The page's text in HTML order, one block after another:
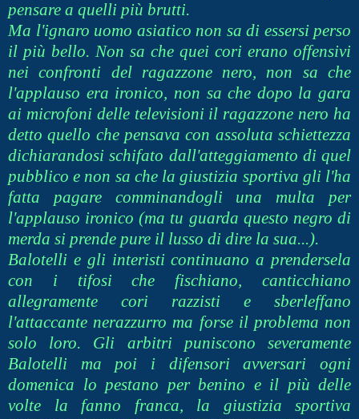
pensare a quelli più brutti.
Ma l'ignaro uomo asiatico non sa di essersi perso
il più bello. Non sa che quei cori erano offensivi
nei confronti del ragazzone nero, non sa che
l'applauso era ironico, non sa che dopo la gara
ai microfoni delle televisioni il ragazzone nero ha
detto quello che pensava con assoluta schiettezza
dichiarandosi schifato dall'atteggiamento di quel
pubblico e non sa che la giustizia sportiva gli l'ha
fatta pagare comminandogli una multa per
l'applauso ironico (ma tu guarda questo negro di
merda si prende pure il lusso di dire la sua...).
Balotelli e gli interisti continuano a prendersela
con i tifosi che fischiano, canticchiano
allegramente cori razzisti e sberleffano
l'attaccante nerazzurro ma forse il problema non
solo loro. Gli arbitri puniscono severamente
Balotelli ma poi i difensori avversari ogni
domenica lo pestano per benino e il più delle
volte la fanno franca, la giustizia sportiva